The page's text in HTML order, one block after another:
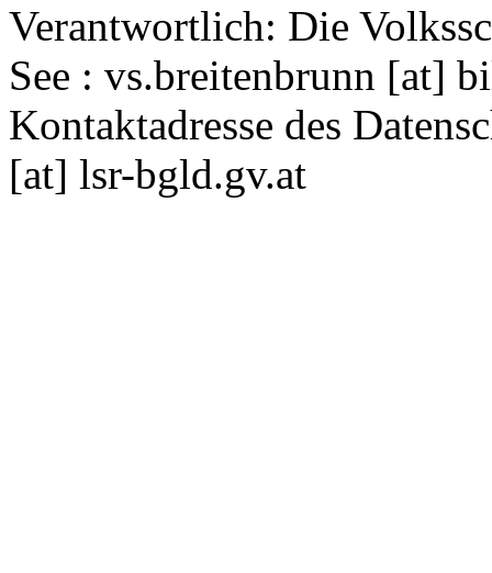
Verantwortlich: Die
See : vs.breitenbrunn [at]
Kontaktadresse des
[at] lsr-bgld.gv.at